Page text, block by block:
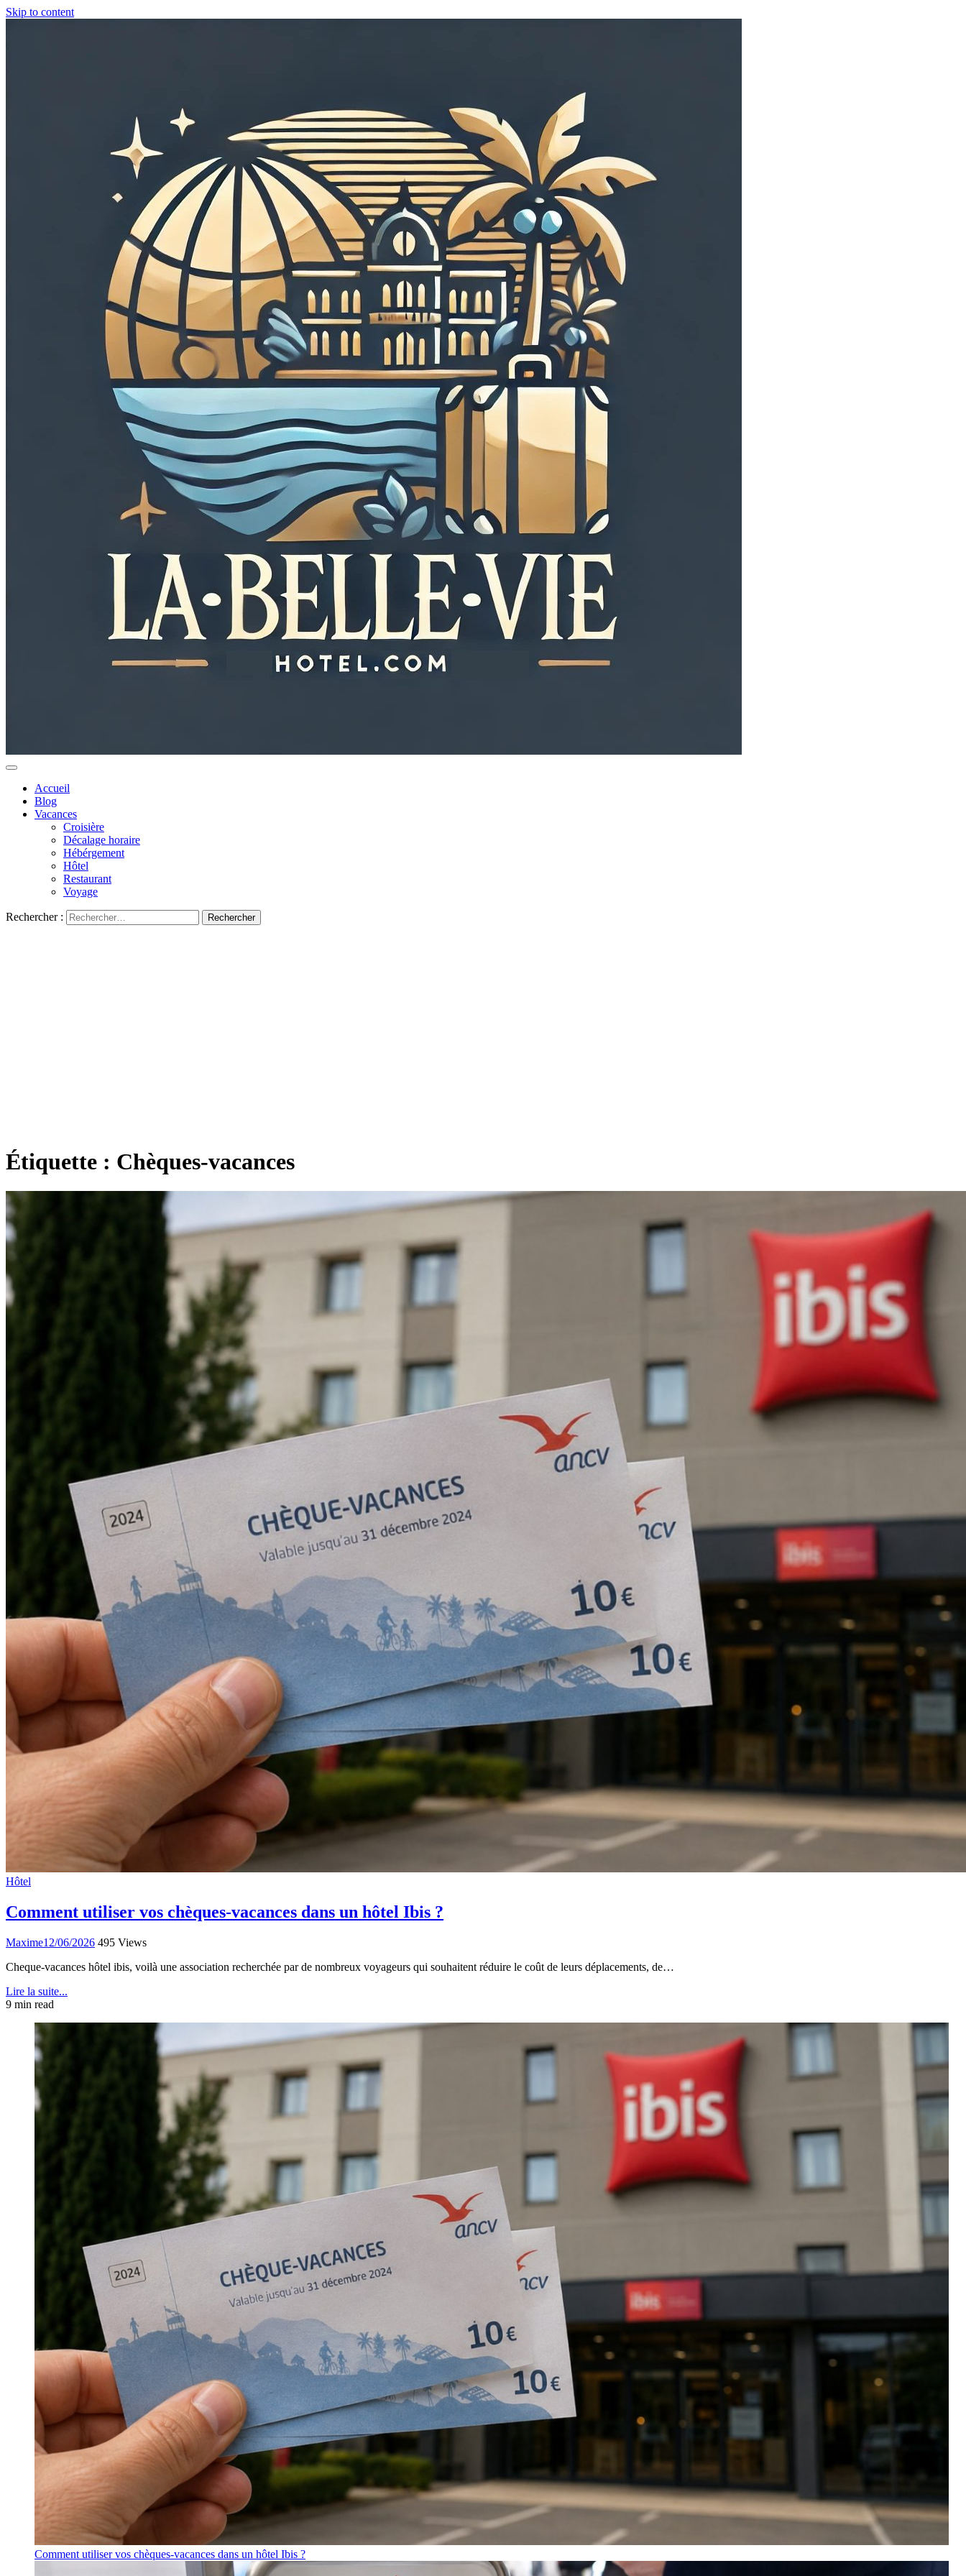
Skip to content
Accueil
Blog
Vacances
Croisière
Décalage horaire
Hébérgement
Hôtel
Restaurant
Voyage
Rechercher :
Étiquette : Chèques-vacances
Hôtel
Comment utiliser vos chèques-vacances dans un hôtel Ibis ?
Maxime12/06/2026 495 Views
Cheque-vacances hôtel ibis, voilà une association recherchée par de nombreux voyageurs qui souhaitent réduire le coût de leurs déplacements, de…
Lire la suite...
9 min read
Comment utiliser vos chèques-vacances dans un hôtel Ibis ?